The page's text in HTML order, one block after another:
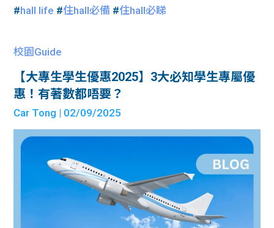
#hall life #住hall必備 #住hall必睇
校園Guide
【大專生學生優惠2025】3大必知學生專屬優
惠！有著數都唔要？
Car Tong | 02/09/2025